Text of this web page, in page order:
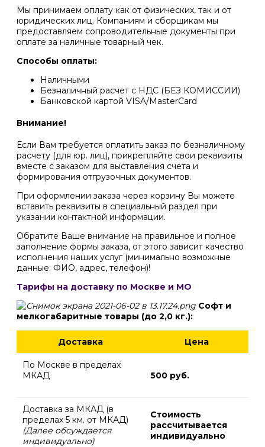
Мы принимаем оплату как от физических, так и от
юридических лиц. Компаниям и сборщикам мы
предоставляем сопроводительные документы при
оплате за наличные товарный чек.
Способы оплаты:
Наличными
Безналичный расчет c НДС (БЕЗ КОМИССИИ)
Банковской картой VISA/MasterCard
Внимание!
Если Вам требуется оплатить заказ по безналичному
расчету (для юр. лиц), прикрепляйте свои реквизиты
вместе с заказом для выставления счета и
формирования отгрузочных документов.
При оформлении заказа через корзину Вы можете
вставить реквизиты в специальный раздел при
указании контактной информации.
Обратите Ваше внимание на правильное и полное
заполнение формы заказа, от этого зависит качество
исполнения наших услуг (минимально возможные
данные: ФИО, адрес, телефон)!
Тарифы на доставку по Москве и МО
Софт и
мелкогабаритные товары (до 2,0 кг.):
Доставка Цена
По Москве в пределах
МКАД
500 руб.
Доставка за МКАД (в
пределах 5 км. от МКАД)
(Далее обсуждается
индивидуально)
Стоимость
рассчитывается
индивидуально